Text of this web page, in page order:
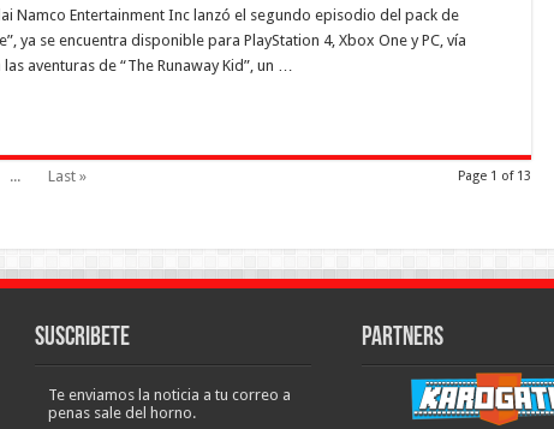
Namco Entertainment Inc lanzó el segundo episodio del pack de
ya se encuentra disponible para PlayStation 4, Xbox One y PC, vía
las aventuras de “The Runaway Kid”, un …
Page 1 of 13
... Last »
Suscribete
Te enviamos la noticia a tu correo a
penas sale del horno.
Partners